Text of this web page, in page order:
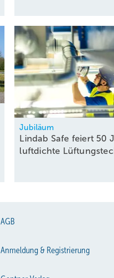
Jubiläum
Lindab Safe feiert 50
luft­dichte
AGB
Anmeldung & Registrierung